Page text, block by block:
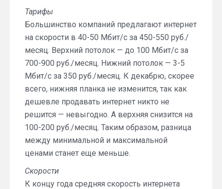
Тарифы
Большинство компаний предлагают интернет
на скорости в 40-50 Мбит/с за 450-550 руб./
месяц. Верхний потолок — до 100 Мбит/с за
700-900 руб./месяц. Нижний потолок — 3-5
Мбит/с за 350 руб./месяц. К декабрю, скорее
всего, нижняя планка не изменится, так как
дешевле продавать интернет никто не
решится — невыгодно. А верхняя снизится на
100-200 руб./месяц. Таким образом, разница
между минимальной и максимальной
ценами станет еще меньше.
Скорости
К концу года средняя скорость интернета